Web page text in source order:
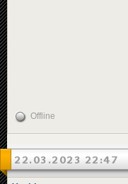
Offline
22.03.2023 22:47